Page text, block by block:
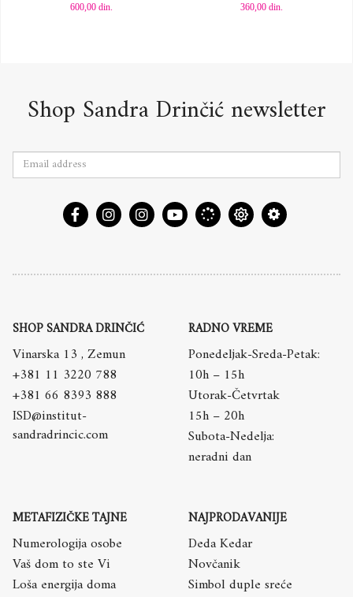
600,00 din. 360,00din.
Shop Sandra Drinčić newsletter
SHOP SANDRA DRINČIĆ
Vinarska 13 , Zemun
+381 11 3220 788
+381 66 8393 888
ISD@institut-
sandradrincic.com
RADNO VREME
Ponedeljak-Sreda-Petak:
10h – 15h
Utorak-Četvrtak
15h – 20h
Subota-Nedelja:
neradni dan
METAFIZIČKE TAJNE
Numerologija osobe
Vaš dom to ste Vi
Loša energija doma
NAJPRODAVANIJE
Deda Kedar
Novčanik
Simbol duple sreće